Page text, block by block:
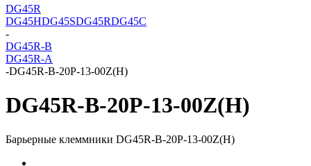
DG45R
DG45HDG45SDG45RDG45C
-
DG45R-B
DG45R-A
-DG45R-B-20P-13-00Z(H)
DG45R-B-20P-13-00Z(H)
Барьерные клеммники DG45R-B-20P-13-00Z(H)